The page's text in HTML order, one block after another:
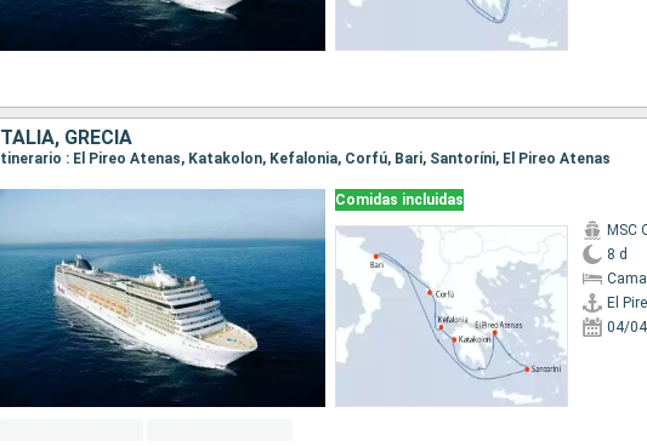
GRECIA
Itinerario : El Pireo Atenas, Katakolon, Kefalonia, Corfú, Bari, Santoríni, El Pireo Atenas
Comidas incluidas
MSC
8 d
El
04/